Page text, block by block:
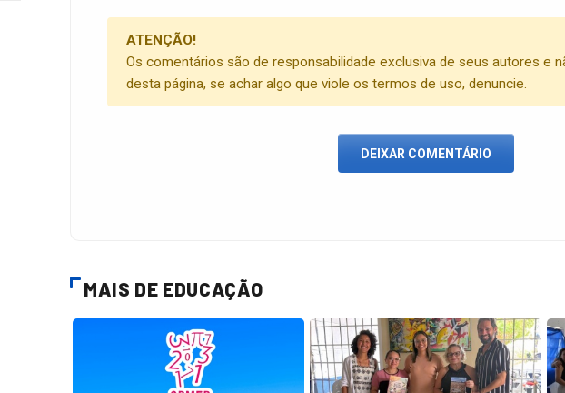
ATENÇÃO!
Os comentários são de responsabilidade exclusiva de seus autores e
desta página, se achar algo que viole os termos de uso, denuncie.
DEIXAR COMENTÁRIO
MAIS DE EDUCAÇÃO